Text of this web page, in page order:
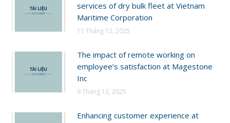
services of dry bulk fleet at Vietnam
Maritime Corporation
11 Tháng 12, 2025
The impact of remote working on
employee’s satisfaction at Magestone
Inc
9 Tháng 12, 2025
Enhancing customer experience at